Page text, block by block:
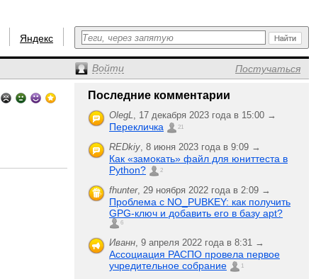
Яндекс
Войти Постучаться
Последние комментарии
OlegL, 17 декабря 2023 года в 15:00 →
Перекличка 21
REDkiy, 8 июня 2023 года в 9:09 →
Как «замокать» файл для юниттеста в
Python?
2
fhunter, 29 ноября 2022 года в 2:09 →
Проблема с NO_PUBKEY: как получить
GPG-ключ и добавить его в базу apt?
6
Иванн, 9 апреля 2022 года в 8:31 →
Ассоциация РАСПО провела первое
учредительное собрание
1